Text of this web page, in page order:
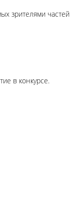
зрителями частей
в конкурсе.